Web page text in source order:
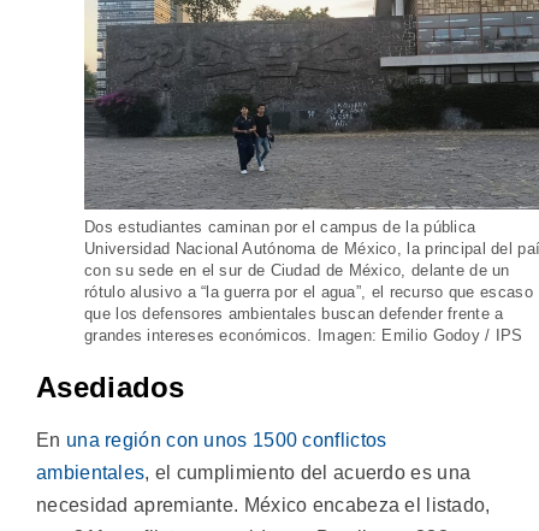
Dos estudiantes caminan por el campus de la pública
Universidad Nacional Autónoma de México, la principal del
con su sede en el sur de Ciudad de México, delante de un
rótulo alusivo a “la guerra por el agua”, el recurso que escaso
que los defensores ambientales buscan defender frente a
grandes intereses económicos. Imagen: Emilio Godoy / IPS
Asediados
En una región con unos 1500 conflictos
ambientales, el cumplimiento del acuerdo es una
necesidad apremiante. México encabeza el listado,